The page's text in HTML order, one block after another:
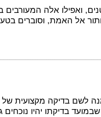
ואפילו אלה המעורבים
אל האמת, וסוברים
בדיקה מקצועית של
בדיקתו יהיו